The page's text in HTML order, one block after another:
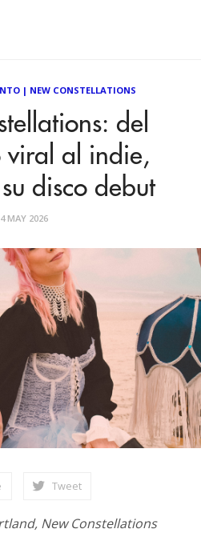
| NEW CONSTELLATIONS
del
viral al indie,
disco debut
MAY 2026
Tweet
New Constellations